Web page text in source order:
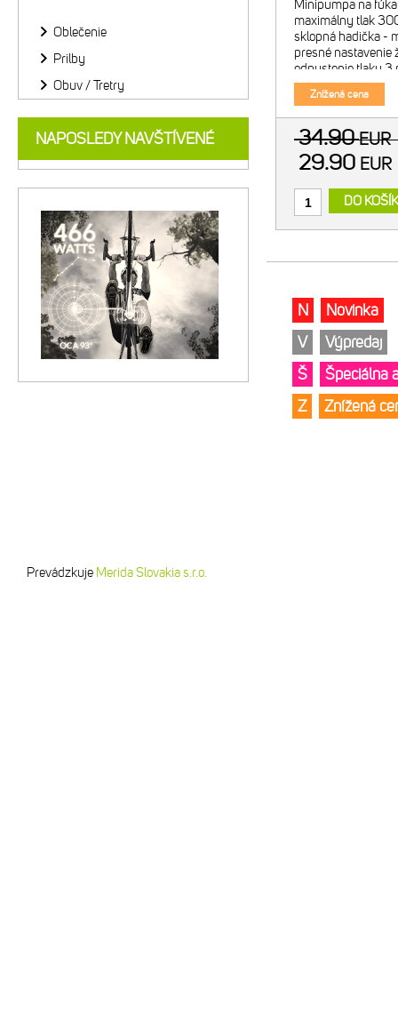
Minipumpa na
maximálny tlak
sklopná hadička -
presné nastavenie
odpustenie tlaku 3
stlačenie -
hmotnosť: 170 g
Znížená cena
34.90EUR
29.90 EUR
DO
N
Novinka
V
Výpredaj
Š
Špeciálna
Z
Znížená
Oblečenie
Prilby
Obuv / Tretry
NAPOSLEDY NAVŠTÍVENÉ
Prevádzkuje Merida Slovakia s.r.o.